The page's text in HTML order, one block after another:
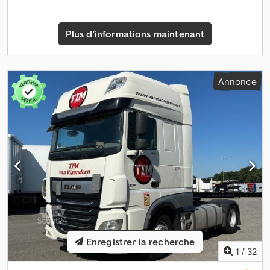
Plus d'informations maintenant
Annonce
1 / 32
Enregistrer la recherche